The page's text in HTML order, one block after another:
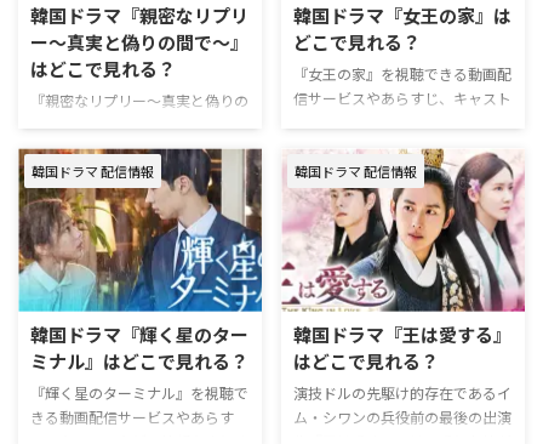
韓国ドラマ『親密なリプリ
ー～真実と偽りの間で～』
はどこで見れる？
『親密なリプリー～真実と偽りの
間で～』を視聴できる動画配信サ
ービスやあらすじ、キャストなど
の情報をまとめた。 韓国ドラマ
『親密なリプリー～真実と偽りの
間で～』配信情報 『親密なリプ
リー～真実と偽りの間で～』は
Prime Videoのサブスクリプショ
ン「韓国ドラマ＆エンタメ
Channel K」にて独占配信中。 ＼
新規なら7日間無料！／ 『親密な
リプリー～真実と偽りの間で～』
視聴ページ >>Channel K詳細 韓
国ドラマ『親密なリプリー～真実
韓国ドラマ『女王の家』は
どこで見れる？
『女王の家』を視聴できる動画配
信サービスやあらすじ、キャスト
ラマ『女王の家』配信情報 『女
王の家』を視聴できる動画配信サ
ービスは下記の通り。 動画配信
サービス配信状況 Leminoプレミ
アム U-NEXT Hulu Prime Video
Disney+ Netflix 『女王の家』を見
るならLeminoがおすすめ。
Leminoプレミアムは、新規の登
録なら初月無料で利用できる。無
料期間中に解約すればお金は一切
かからない！ U-NEXTも、新規の
登録なら31日間無料で利用でき
韓国ドラマ 配信情報
韓国ドラマ『輝く星のター
ミナル』はどこで見れる？
『輝く星のターミナル』を視聴で
きる動画配信サービスやあらす
韓国ドラマ 配信情報
韓国ドラマ『王は愛する』
はどこで見れる？
演技ドルの先駆け的存在であるイ
ム・シワンの兵役前の最後の出演